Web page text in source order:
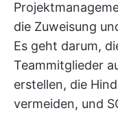
die Zuweisung
Es geht darum,
Teammitglieder
erstellen, die
vermeiden, und